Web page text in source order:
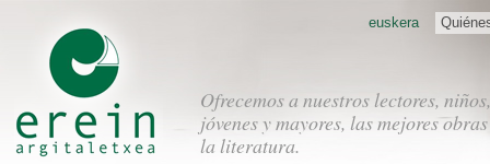
Ofrecemos a nuestros lectores, niños,
jóvenes y mayores, las mejores
la literatura.
euskera